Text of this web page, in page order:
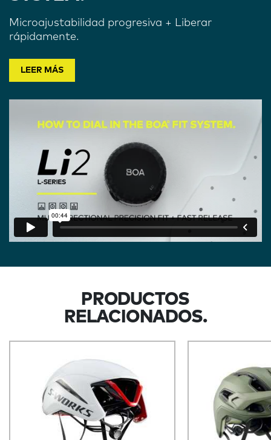
Microajustabilidad progresiva + Liberar
rápidamente.
LEER MÁS
PRODUCTOS
RELACIONADOS.